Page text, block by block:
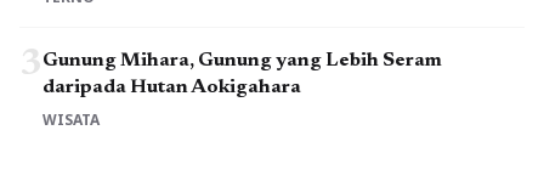
3Gunung Mihara, Gunung yang Lebih Seram
daripada Hutan Aokigahara
WISATA